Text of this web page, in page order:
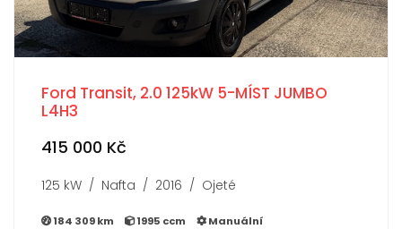
Ford Transit, 2.0 125kW 5-MÍST JUMBO
L4H3
415 000 Kč
125 kW / Nafta / 2016 / Ojeté
184 309 km 1995 ccm Manuální